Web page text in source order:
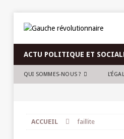
ACTU POLITIQUE ET
QUI SOMMES-NOUS ?
ACCUEIL faillite